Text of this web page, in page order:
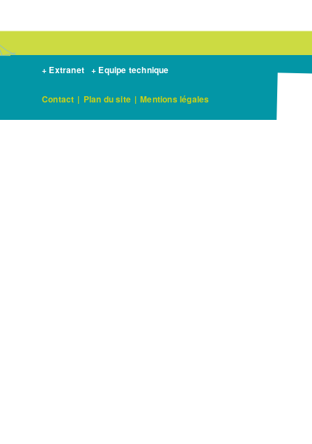
+ Extranet + Equipe technique
Contact | Plan du site | Mentions légales